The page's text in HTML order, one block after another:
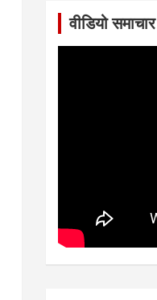
वीडियो समाचार